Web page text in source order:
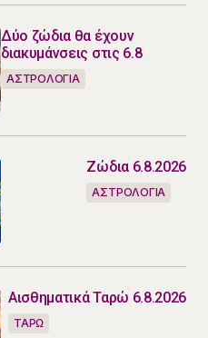
Δύο ζώδια θα έχουν
διακυμάνσεις στις 6.8
ΑΣΤΡΟΛΟΓΙΑ
Ζώδια 6.8.2026
ΑΣΤΡΟΛΟΓΙΑ
Αισθηματικά Ταρώ 6.8.2026
ΤΑΡΩ